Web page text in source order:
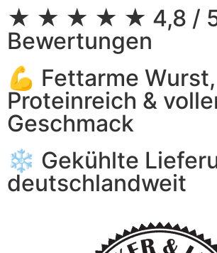
★ ★ ★ ★ ★ 4,8 / 5
Bewertungen
💪 Fettarme Wurst,
Proteinreich &
Geschmack
❄️ Gekühlte
deutschlandweit